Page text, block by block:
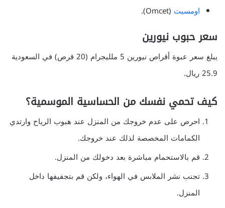
اومسيت (Omcet).
سعر حبوب نيورين
يبلغ سعر عبوة أقراص نيورين 5 ملليجرام (20 قرص) في السعودية
25.9 ريال.
كيف تحمي نفسك من الحساسية الموسمية؟
احرص على عدم خروجك من المنزل عند هبوب الرياح وارتدي
الكمامات المخصصة لذلك عند خروجك.
قم بالاستحمام مباشرة بعد دخولك من المنزل.
تجنب نشر الملابس في الهواء، ولكن قم بتجفيفها داخل
المنزل.